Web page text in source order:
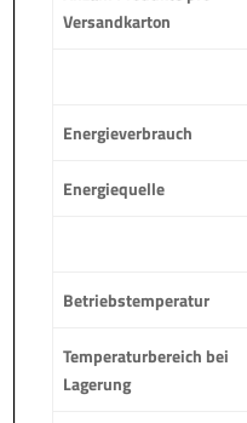
Versandkarton
Energieverbrauch
Energiequelle
Betriebstemperatur
Temperaturbereich bei
Lagerung